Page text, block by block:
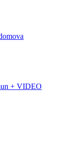
+ VIDEO